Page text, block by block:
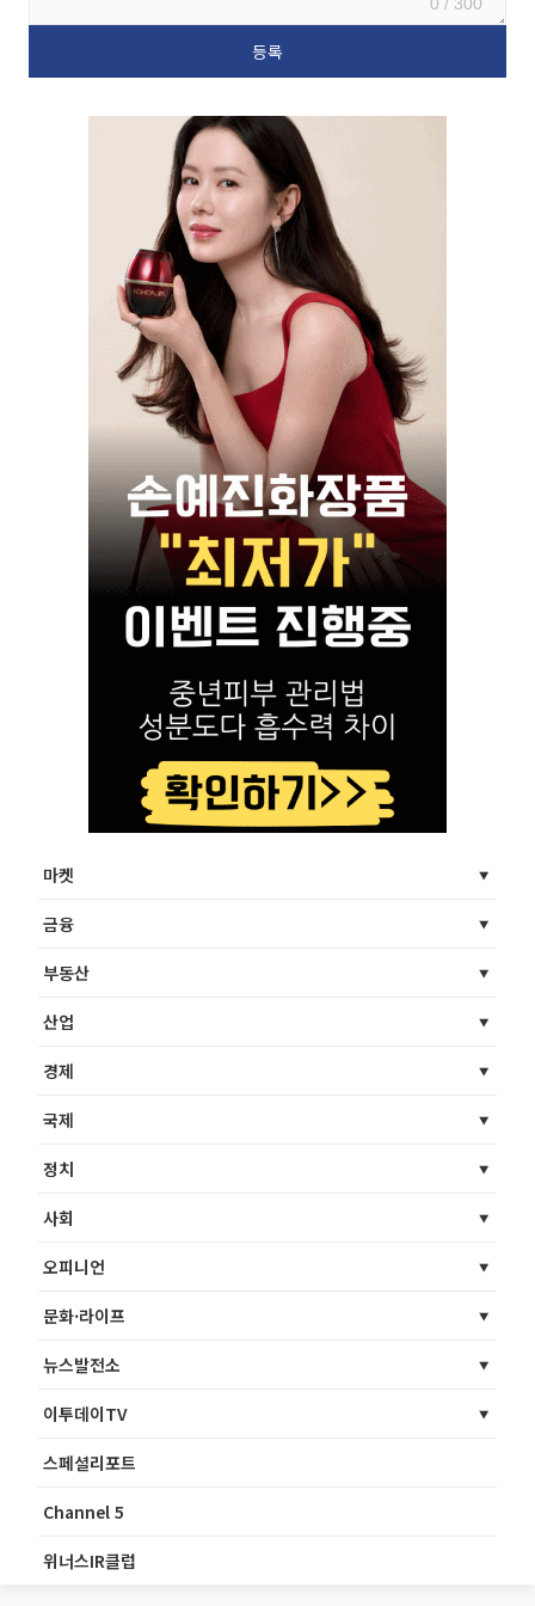
마켓
금융
부동산
산업
경제
국제
정치
사회
오피니언
문화·라이프
뉴스발전소
이투데이TV
스페셜리포트
Channel 5
위너스IR클럽